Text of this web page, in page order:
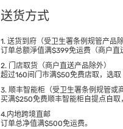
送货方式
1. 送货到府（受卫生署条例规管产品除
订单总额淨值满$399免运费（商户直
2. 门店取货（商户直送产品除外）
超过160间门市满$50免费店取，选
3. 顺丰智能柜（受卫生署条例规管或
买满$250免费顺丰智能柜自提点自取
4.内地跨境直邮
订单总净值满$500免运费。